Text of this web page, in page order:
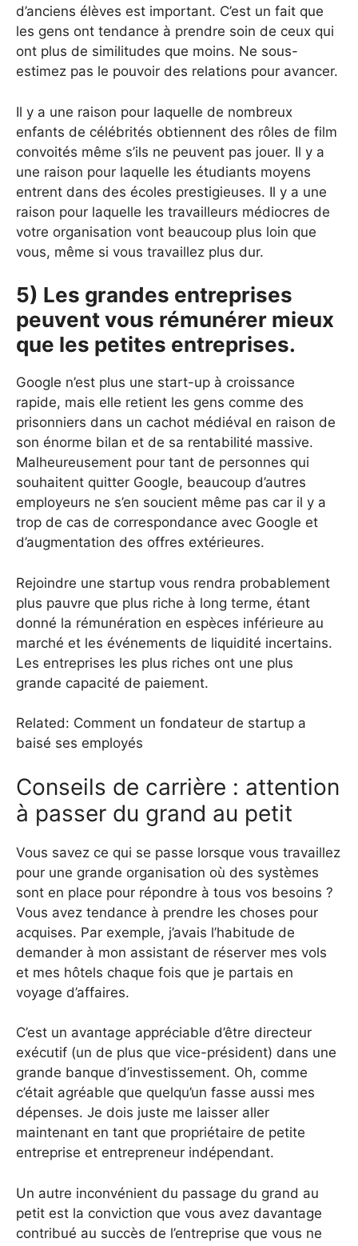
d’anciens élèves est important. C’est un fait que
les gens ont tendance à prendre soin de ceux qui
ont plus de similitudes que moins. Ne sous-
estimez pas le pouvoir des relations pour avancer.
Il y a une raison pour laquelle de nombreux
enfants de célébrités obtiennent des rôles de film
convoités même s’ils ne peuvent pas jouer. Il y a
une raison pour laquelle les étudiants moyens
entrent dans des écoles prestigieuses. Il y a une
raison pour laquelle les travailleurs médiocres de
votre organisation vont beaucoup plus loin que
vous, même si vous travaillez plus dur.
5) Les grandes entreprises
peuvent vous rémunérer mieux
que les petites entreprises.
Google n’est plus une start-up à croissance
rapide, mais elle retient les gens comme des
prisonniers dans un cachot médiéval en raison de
son énorme bilan et de sa rentabilité massive.
Malheureusement pour tant de personnes qui
souhaitent quitter Google, beaucoup d’autres
employeurs ne s’en soucient même pas car il y a
trop de cas de correspondance avec Google et
d’augmentation des offres extérieures.
Rejoindre une startup vous rendra probablement
plus pauvre que plus riche à long terme, étant
donné la rémunération en espèces inférieure au
marché et les événements de liquidité incertains.
Les entreprises les plus riches ont une plus
grande capacité de paiement.
Related: Comment un fondateur de startup a
baisé ses employés
Conseils de carrière : attention
à passer du grand au petit
Vous savez ce qui se passe lorsque vous travaillez
pour une grande organisation où des systèmes
sont en place pour répondre à tous vos besoins ?
Vous avez tendance à prendre les choses pour
acquises. Par exemple, j’avais l’habitude de
demander à mon assistant de réserver mes vols
et mes hôtels chaque fois que je partais en
voyage d’affaires.
C’est un avantage appréciable d’être directeur
exécutif (un de plus que vice-président) dans une
grande banque d’investissement. Oh, comme
c’était agréable que quelqu’un fasse aussi mes
dépenses. Je dois juste me laisser aller
maintenant en tant que propriétaire de petite
entreprise et entrepreneur indépendant.
Un autre inconvénient du passage du grand au
petit est la conviction que vous avez davantage
contribué au succès de l’entreprise que vous ne